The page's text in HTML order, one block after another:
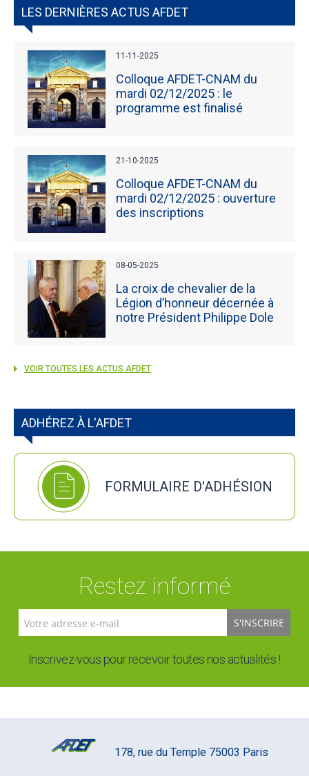
LES DERNIÈRES ACTUS AFDET
11-11-2025
Colloque AFDET-CNAM du
mardi 02/12/2025 : le
programme est finalisé
21-10-2025
Colloque AFDET-CNAM du
mardi 02/12/2025 : ouverture
des inscriptions
08-05-2025
La croix de chevalier de la
Légion d’honneur décernée à
notre Président Philippe Dole
VOIR TOUTES LES ACTUS AFDET
ADHÉREZ À L'AFDET
FORMULAIRE D'ADHÉSION
Restez informé
S'INSCRIRE
Inscrivez-vous pour recevoir toutes nos actualités !
178, rue du Temple 75003 Paris